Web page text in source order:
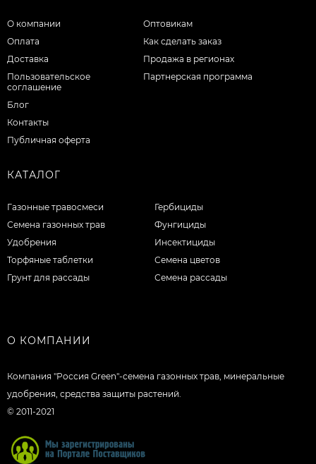
О компании
Оплата
Доставка
Пользовательское
соглашение
Блог
Контакты
Публичная оферта
Оптовикам
Как сделать заказ
Продажа в регионах
Партнерская программа
КАТАЛОГ
Газонные травосмеси
Семена газонных трав
Удобрения
Торфяные таблетки
Грунт для рассады
Гербициды
Фунгициды
Инсектициды
Семена цветов
Семена рассады
О КОМПАНИИ
Компания "Россия Green"-семена газонных трав, минеральные
удобрения, средства защиты растений.
© 2011-2021